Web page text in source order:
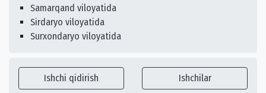
Samarqand viloyatida
Sirdaryo viloyatida
Surxondaryo viloyatida
Ishchi qidirish Ishchilar